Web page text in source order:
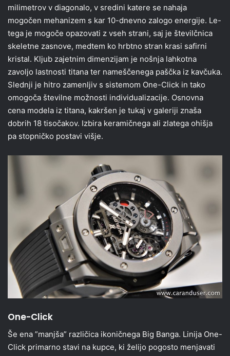
milimetrov v diagonalo, v sredini katere se nahaja
mogočen mehanizem s kar 10-dnevno zalogo energije. Le-
tega je mogoče opazovati z vseh strani, saj je številčnica
skeletne zasnove, medtem ko hrbtno stran krasi safirni
kristal. Kljub zajetnim dimenzijam je nošnja lahkotna
zavoljo lastnosti titana ter nameščenega paščka iz kavčuka.
Slednji je hitro zamenljiv s sistemom One-Click in tako
omogoča številne možnosti individualizacije. Osnovna
cena modela iz titana, kakršen je tukaj v galeriji znaša
dobrih 18 tisočakov. Izbira keramičnega ali zlatega ohišja
pa stopničko postavi višje.
One-Click
Še ena ”manjša” različica ikoničnega Big Banga. Linija One-
Click primarno stavi na kupce, ki želijo pogosto menjavati